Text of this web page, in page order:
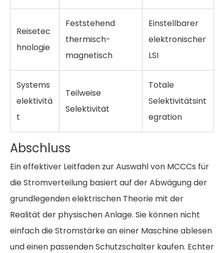
Reisetec
hnologie
Feststehend
thermisch-
magnetisch
Einstellbarer
elektronischer
LSI
Systems
elektivitä
t
Teilweise
Selektivität
Totale
Selektivitätsint
egration
Abschluss
Ein effektiver Leitfaden zur Auswahl von MCCCs für
die Stromverteilung basiert auf der Abwägung der
grundlegenden elektrischen Theorie mit der
Realität der physischen Anlage. Sie können nicht
einfach die Stromstärke an einer Maschine ablesen
und einen passenden Schutzschalter kaufen. Echter